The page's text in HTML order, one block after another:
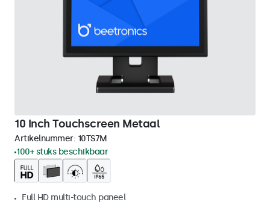
10 Inch Touchscreen Metaal
Artikelnummer: 10TS7M
100+ stuks beschikbaar
Full HD multi-touch paneel